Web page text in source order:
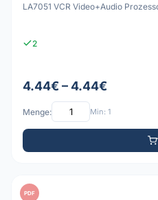
LA7051 VCR Video+Audio
2
4.44€ – 4.44€
Menge: Min: 1
PDF